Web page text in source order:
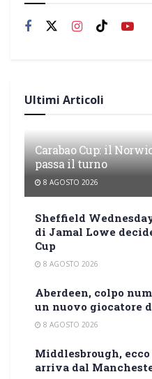
Ultimi Articoli
Carabao Cup: il
passa il turno
8 AGOSTO 2026
Sheffield
di Jamal Lowe
Cup
8 AGOSTO 2026
Aberdeen, colpo
un nuovo giocatore
8 AGOSTO 2026
Middlesbrough,
arriva dal